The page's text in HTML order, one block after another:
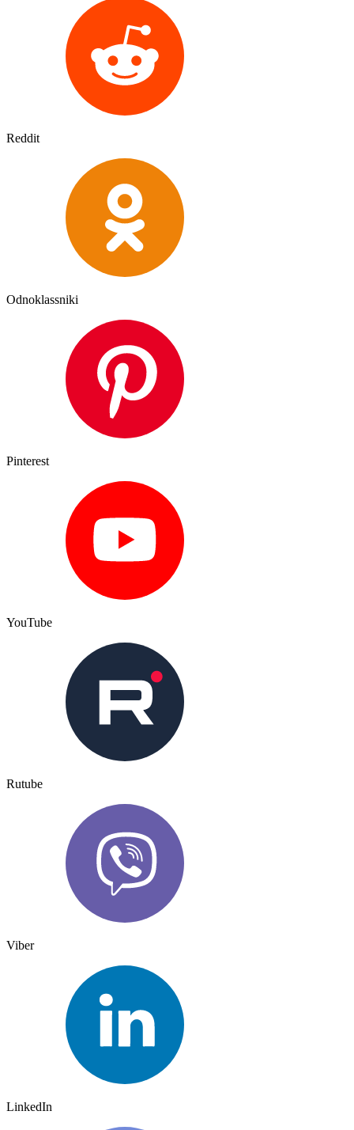
Reddit
Odnoklassniki
Pinterest
YouTube
Rutube
Viber
LinkedIn